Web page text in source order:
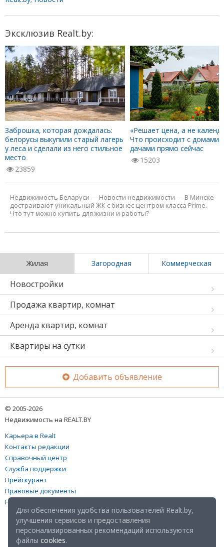
Эксклюзив Realt.by:
Заброшка, которая дождалась:
белорусы выкупили старый лагерь
у леса и сделали из него стильное
место
23859
«Решает цена, а не
Что происходит с домами
дачами прямо сейчас
15203
Недвижимость Беларуси — Новости недвижимости — В Минске
достраивают уникальный ЖК с бизнес-центром класса Prime.
Что тут можно купить для жизни и работы?
Жилая Загородная Коммерческая
Новостройки
Продажа квартир, комнат
Аренда квартир, комнат
Квартиры на сутки
Добавить объявление
© 2005-2026
Недвижимость на REALT.BY
Карьера в Realt
Контакты редакции
Справочный центр
Служба поддержки
Прейскурант
Правовые документы
Настройка файлов cookies
Для обеспечения удобства пользователей Realt.by,
улучшения сервисов и предоставления
персонализированных рекомендаций используются
файлы cookies.